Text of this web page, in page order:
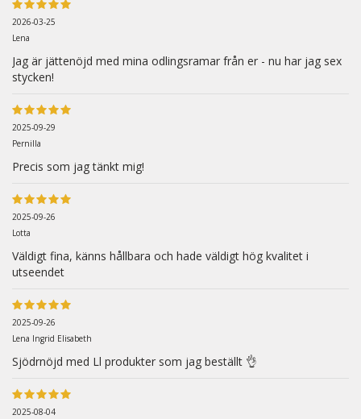
2026-03-25
Lena
Jag är jättenöjd med mina odlingsramar från er - nu har jag sex
stycken!
2025-09-29
Pernilla
Precis som jag tänkt mig!
2025-09-26
Lotta
Väldigt fina, känns hållbara och hade väldigt hög kvalitet i
utseendet
2025-09-26
Lena Ingrid Elisabeth
Sjödrnöjd med Ll produkter som jag beställt 👌
2025-08-04